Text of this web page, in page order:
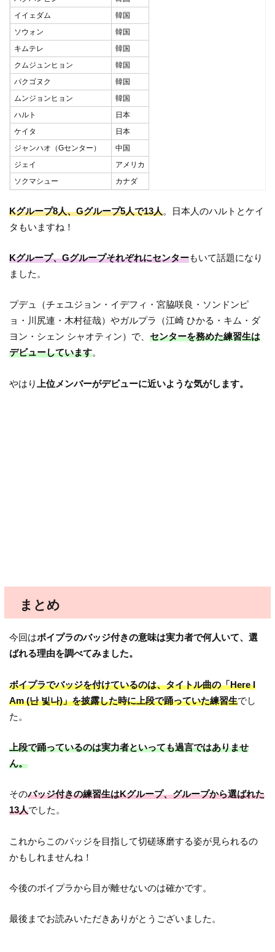
イイェダム
韓国
ソウォン
韓国
キムテレ
韓国
クムジュンヒョン
韓国
パクゴヌク
韓国
ムンジョンヒョン
韓国
ハルト
日本
ケイタ
日本
ジャンハオ（Gセンター）
中国
ジェイ
アメリカ
ソクマシュー
カナダ
Kグループ8人、Gグループ5人で13人。日本人のハルトとケイ
タもいますね！
Kグループ、Gグループそれぞれにセンターもいて話題になり
ました。
プデュ（チェユジョン・イデフィ・宮脇咲良・ソンドンピ
ョ・川尻連・木村征哉）やガルプラ（江崎 ひかる・キム・ダ
ヨン・シェン シャオティン）で、センターを務めた練習生は
デビューしています。
やはり 上位メンバーがデビューに近いような気がします。
まとめ
今回はボイプラのバッジ付きの意味は実力者で何人いて、選
ばれる理由を調べてみました。
ボイプラでバッジを付けているのは、タイトル曲の「Here I
Am (난 빛나)」を披露した時に上段で踊っていた練習生でし
た。
上段で踊っているのは実力者といっても過言ではありませ
ん。
そのバッジ付きの練習生はKグループ、グループから選ばれた
13人でした。
これからこのバッジを目指して切磋琢磨する姿が見られるの
かもしれませんね！
今後のボイプラから目が離せないのは確かです。
最後までお読みいただきありがとうございました。